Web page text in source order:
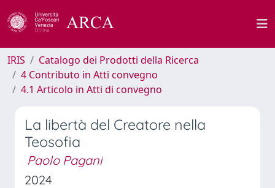
IRIS
Catalogo dei Prodotti della Ricerca
4 Contributo in Atti convegno
4.1 Articolo in Atti di convegno
La libertà del Creatore nella
Teosofia
Paolo Pagani
2024